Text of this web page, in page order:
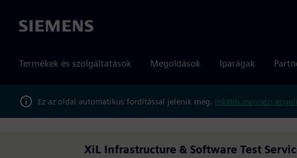
Siemens
Termékek és szolgáltatások Megoldások Iparágak
Ez az oldal automatikus fordítással jelenik meg. Inkább megnézi
XiL Infrastructure & Software Test